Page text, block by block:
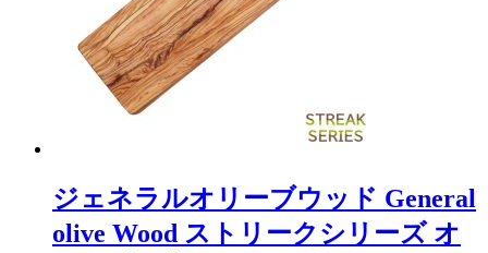
ジェネラルオリーブウッド General
olive Wood ストリークシリーズ オ